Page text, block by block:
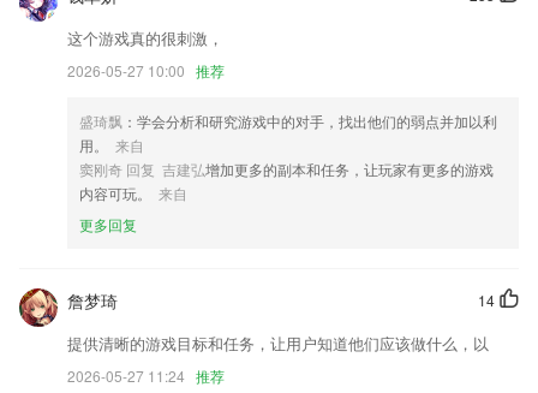
电站详情页面改版
团队文件夹的所有者可转交给别人，方便员工在项目交接离职交接等情况
关注「EVCARD服务号」获取更多优惠福利！
增加“发球权”“用户输入计分”等功能
调整订单详情显示内容
以上就是98c彩票手机版的介绍，如果您喜欢这款软件，您可以到应用商
店进行打分评论，说出您的使用经历，以帮助我们更好的对产品进行优化
这个游戏真的很刺激，
2026-05-27 10:00 推荐
盛琦飘 ：学会分析和研究游戏中的对手，找出他们的弱点并加以利
用。
来自
窦刚奇 回复 吉建弘增加更多的副本和任务，让玩家有更多的游戏
内容可玩。
来自
更多回复
14
詹梦琦
提供清晰的游戏目标和任务，让用户知道他们应该做什么，以
2026-05-27 11:24 推荐